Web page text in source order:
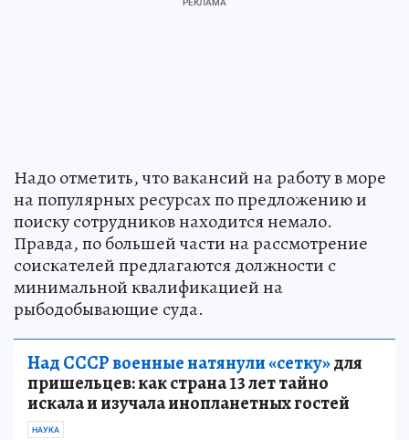
Надо отметить, что вакансий на работу в море
на популярных ресурсах по предложению и
поиску сотрудников находится немало.
Правда, по большей части на рассмотрение
соискателей предлагаются должности с
минимальной квалификацией на
рыбодобывающие суда.
Над СССР военные натянули «сетку»для
пришельцев: как страна 13 лет тайно
искала и изучала инопланетных гостей
НАУКА